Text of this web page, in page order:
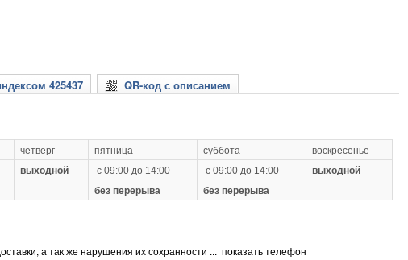
425437 QR-код с описанием
четверг пятница суббота
воскресенье
выходной с 09:00 до 14:00 с 09:00 до 14:00
выходной
без перерыва без перерыва
а так же нарушения их сохранности ... показать телефон